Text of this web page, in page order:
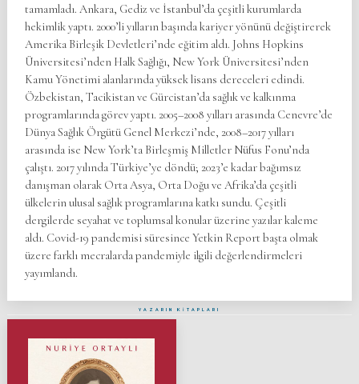
tamamladı. Ankara, Gediz ve İstanbul’da çeşitli kurumlarda
hekimlik yaptı. 2000’li yılların başında kariyer yönünü değiştirerek
Amerika Birleşik Devletleri’nde eğitim aldı. Johns Hopkins
Üniversitesi’nden Halk Sağlığı, New York Üniversitesi’nden
Kamu Yönetimi alanlarında yüksek lisans dereceleri edindi.
Özbekistan, Tacikistan ve Gürcistan’da sağlık ve kalkınma
programlarında görev yaptı. 2005–2008 yılları arasında Cenevre’de
Dünya Sağlık Örgütü Genel Merkezi’nde, 2008–2017 yılları
arasında ise New York’ta Birleşmiş Milletler Nüfus Fonu’nda
çalıştı. 2017 yılında Türkiye’ye döndü; 2023’e kadar bağımsız
danışman olarak Orta Asya, Orta Doğu ve Afrika’da çeşitli
ülkelerin ulusal sağlık programlarına katkı sundu. Çeşitli
dergilerde seyahat ve toplumsal konular üzerine yazılar kaleme
aldı. Covid-19 pandemisi süresince Yetkin Report başta olmak
üzere farklı mecralarda pandemiyle ilgili değerlendirmeleri
yayımlandı.
YAZARIN KİTAPLARI